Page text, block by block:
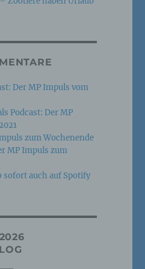
Der MP Impuls vom
Podcast: Der MP
zum Wochenende
MP Impuls zum
sofort auch auf Spotify